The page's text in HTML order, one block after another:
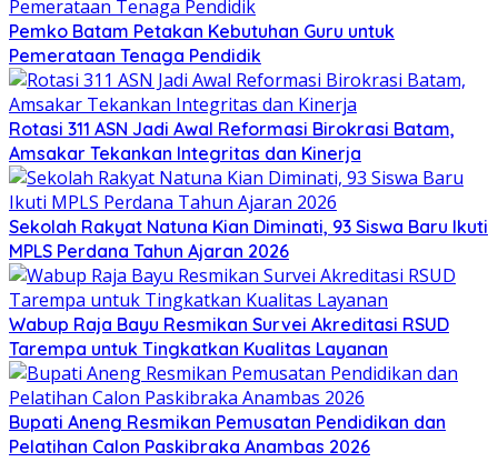
Pemko Batam Petakan Kebutuhan Guru untuk
Pemerataan Tenaga Pendidik
Rotasi 311 ASN Jadi Awal Reformasi Birokrasi Batam,
Amsakar Tekankan Integritas dan Kinerja
Sekolah Rakyat Natuna Kian Diminati, 93 Siswa Baru Ikuti
MPLS Perdana Tahun Ajaran 2026
Wabup Raja Bayu Resmikan Survei Akreditasi RSUD
Tarempa untuk Tingkatkan Kualitas Layanan
Bupati Aneng Resmikan Pemusatan Pendidikan dan
Pelatihan Calon Paskibraka Anambas 2026